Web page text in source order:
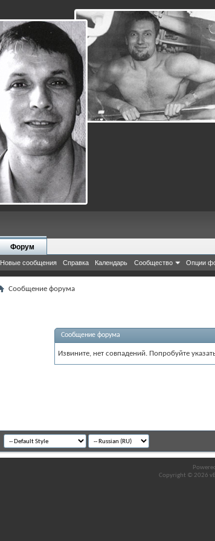
Форум
Новые сообщения Справка Календарь Сообщество Опции
Сообщение форума
Сообщение форума
Извините, нет совпадений. Попробуйте
Copyright © 2026